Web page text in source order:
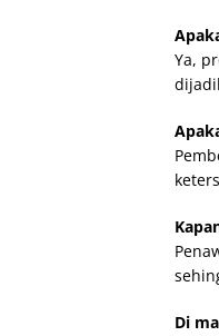
Ya,
Di